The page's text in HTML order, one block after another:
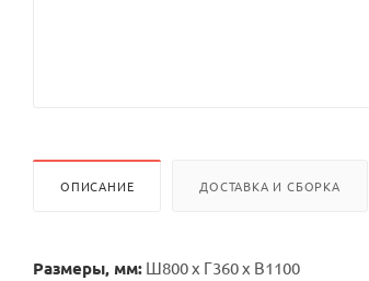
ОПИСАНИЕ ДОСТАВКА И СБОРКА
Размеры, мм: Ш800 х Г360 х В1100